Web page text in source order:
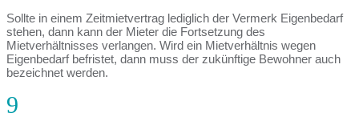
Sollte in einem Zeitmietvertrag lediglich der Vermerk Eigenbedarf
stehen, dann kann der Mieter die Fortsetzung des
Mietverhältnisses verlangen. Wird ein Mietverhältnis wegen
Eigenbedarf befristet, dann muss der zukünftige Bewohner auch
bezeichnet werden.
9